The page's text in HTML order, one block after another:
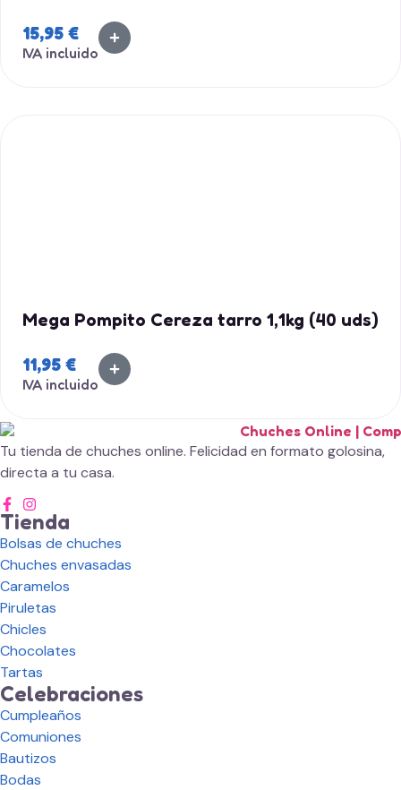
15,95 €
IVA incluido
Mega Pompito Cereza tarro 1,1kg (40 uds)
11,95 €
IVA incluido
Tu tienda de chuches online. Felicidad en formato golosina,
directa a tu casa.
Tienda
Bolsas de chuches
Chuches envasadas
Caramelos
Piruletas
Chicles
Chocolates
Tartas
Celebraciones
Cumpleaños
Comuniones
Bautizos
Bodas